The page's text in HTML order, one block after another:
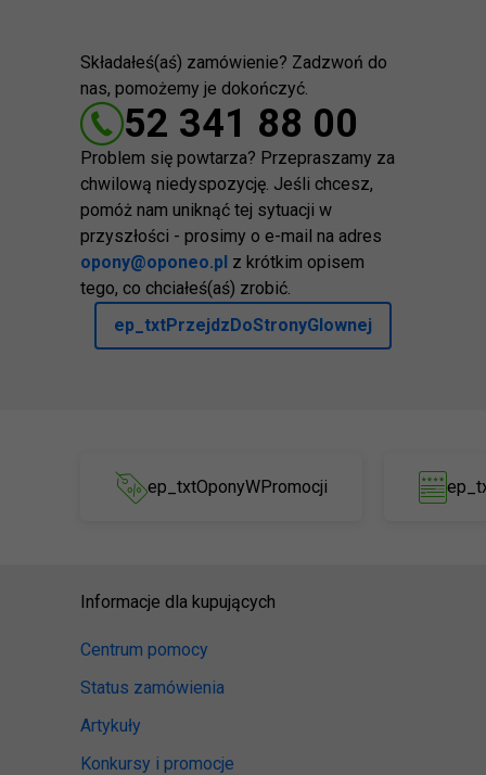
Składałeś(aś) zamówienie? Zadzwoń do
nas, pomożemy je dokończyć.
52 341 88 00
Problem się powtarza? Przepraszamy za
chwilową niedyspozycję. Jeśli chcesz,
pomóż nam uniknąć tej sytuacji w
przyszłości - prosimy o e-mail na adres
opony@oponeo.pl z krótkim opisem
tego, co chciałeś(aś) zrobić.
ep_txtPrzejdzDoStronyGlownej
ep_txtOponyWPromocji
Informacje dla kupujących
Centrum pomocy
Status zamówienia
Artykuły
Konkursy i promocje